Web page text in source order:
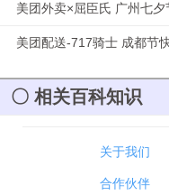
美团外卖×屈臣氏 广州七夕
美团配送-717骑士 成都节
相关百科知识
关于我们
合作伙伴